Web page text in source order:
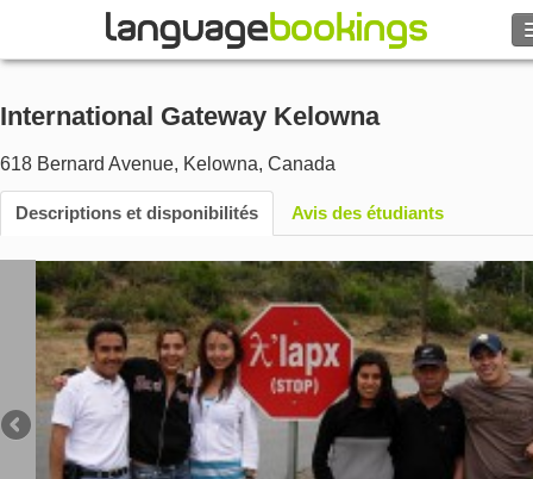
PARCOURIR
Se connecter
Aide
Monnaie €
Langue
International Gateway Kelowna
618 Bernard Avenue, Kelowna, Canada
Descriptions et disponibilités Avis des étudiants